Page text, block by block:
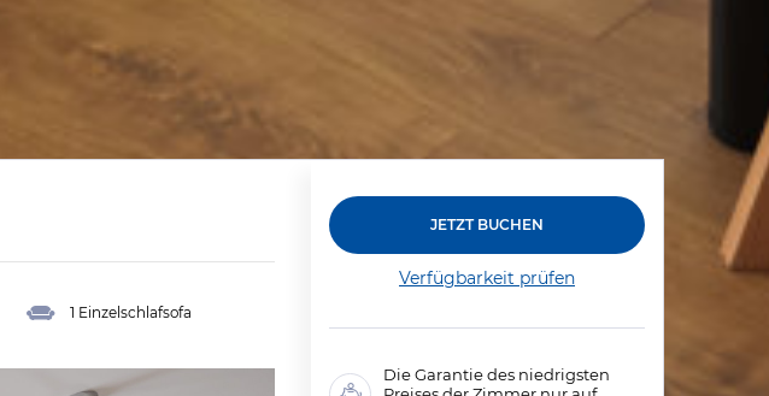
1 Einzelschlafsofa
JETZT BUCHEN
Verfügbarkeit prüfen
Die Garantie des niedrigsten